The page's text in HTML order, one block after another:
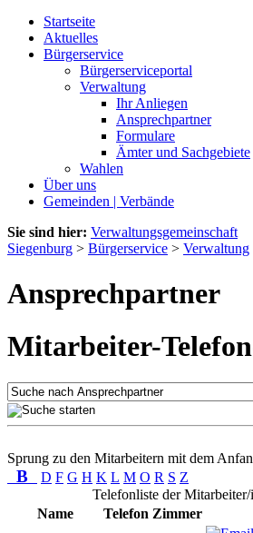
Startseite
Aktuelles
Bürgerservice
Bürgerserviceportal
Verwaltung
Ihr Anliegen
Ansprechpartner
Formulare
Ämter und Sachgebiete
Wahlen
Über uns
Gemeinden | Verbände
Sie sind hier: Verwaltungsgemeinschaft
Siegenburg > Bürgerservice > Verwaltung
Ansprechpartner
Mitarbeiter-
Sprung zu den Mitarbeitern mit dem
B D F G H K L M O R S Z
Telefonliste der
Name
Telefon Zimmer